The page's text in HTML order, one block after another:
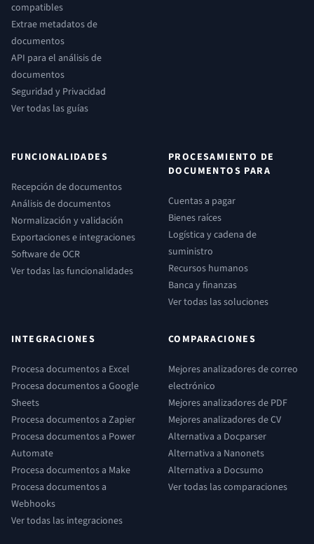
compatibles
Extrae metadatos de
documentos
API para el análisis de
documentos
Seguridad y Privacidad
Ver todas las guías
FUNCIONALIDADES
Recepción de documentos
Análisis de documentos
Normalización y validación
Exportaciones e integraciones
Software de OCR
Ver todas las funcionalidades
PROCESAMIENTO DE
DOCUMENTOS PARA
Cuentas a pagar
Bienes raíces
Logística y cadena de
suministro
Recursos humanos
Banca y finanzas
Ver todas las soluciones
INTEGRACIONES
Procesa documentos a Excel
Procesa documentos a Google
Sheets
Procesa documentos a Zapier
Procesa documentos a Power
Automate
Procesa documentos a Make
Procesa documentos a
Webhooks
Ver todas las integraciones
COMPARACIONES
Mejores analizadores de correo
electrónico
Mejores analizadores de PDF
Mejores analizadores de CV
Alternativa a Docparser
Alternativa a Nanonets
Alternativa a Docsumo
Ver todas las comparaciones